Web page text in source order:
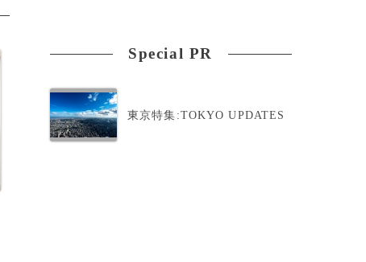
Special PR
東京特集:TOKYO UPDATES